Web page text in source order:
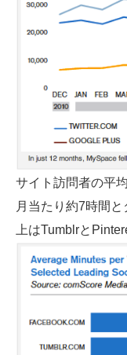
サイト訪問者の平
月当たり約7時間
上はTumblrと